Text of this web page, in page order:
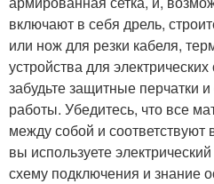
включают в себя дрель,
или нож для резки кабеля,
устройства для
забудьте защитные перчатки
работы. Убедитесь, что все
между собой и
вы используете
схему подключения и знание